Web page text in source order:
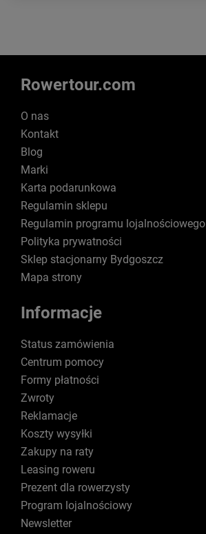
Rowertour.com
O nas
Kontakt
Blog
Marki
Karta podarunkowa
Regulamin sklepu
Regulamin programu lojalnościowego
Polityka prywatności
Sklep stacjonarny Bydgoszcz
Mapa strony
Informacje
Status zamówienia
Centrum pomocy
Formy płatności
Zwroty
Reklamacje
Koszty wysyłki
Zakupy na raty
Leasing roweru
Prezent dla rowerzysty
Program lojalnościowy
Newsletter